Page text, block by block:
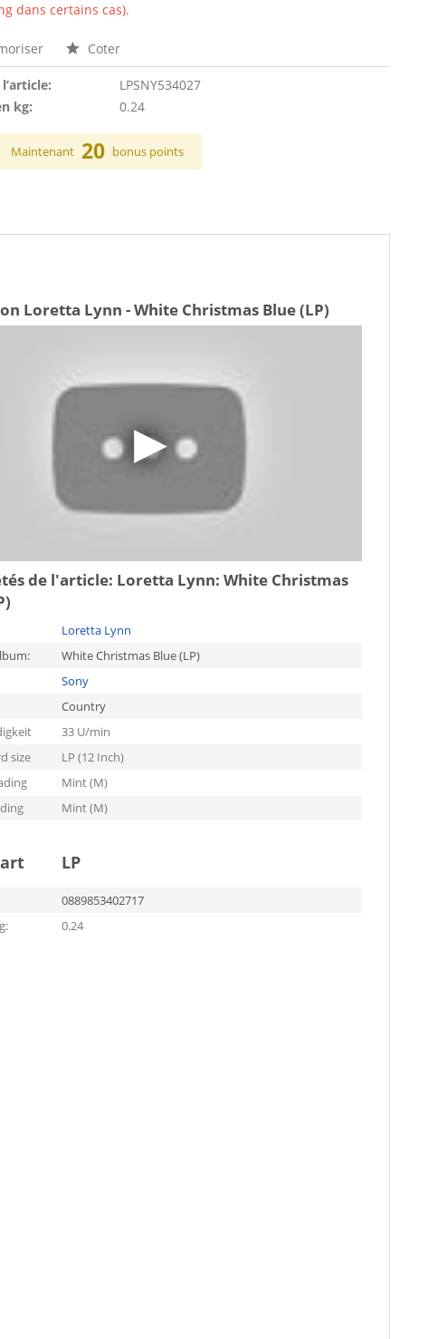
dans certains cas).
Coter
LPSNY534027
kg:
0.24
Maintenant 20 bonus points
Loretta Lynn - White Christmas Blue (LP)
de l'article: Loretta Lynn: White Christmas
Loretta Lynn
White Christmas Blue (LP)
Sony
Country
33 U/min
size
LP (12 Inch)
Mint (M)
Mint (M)
LP
0889853402717
0.24